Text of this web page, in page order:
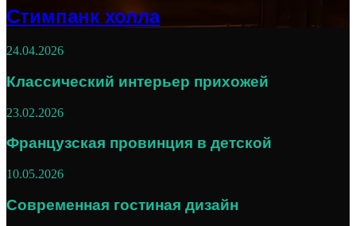
Стимпанк холла
24.04.2026
Классический интерьер прихожей
23.02.2026
Французская провинция в детской
10.05.2026
Современная гостиная дизайн